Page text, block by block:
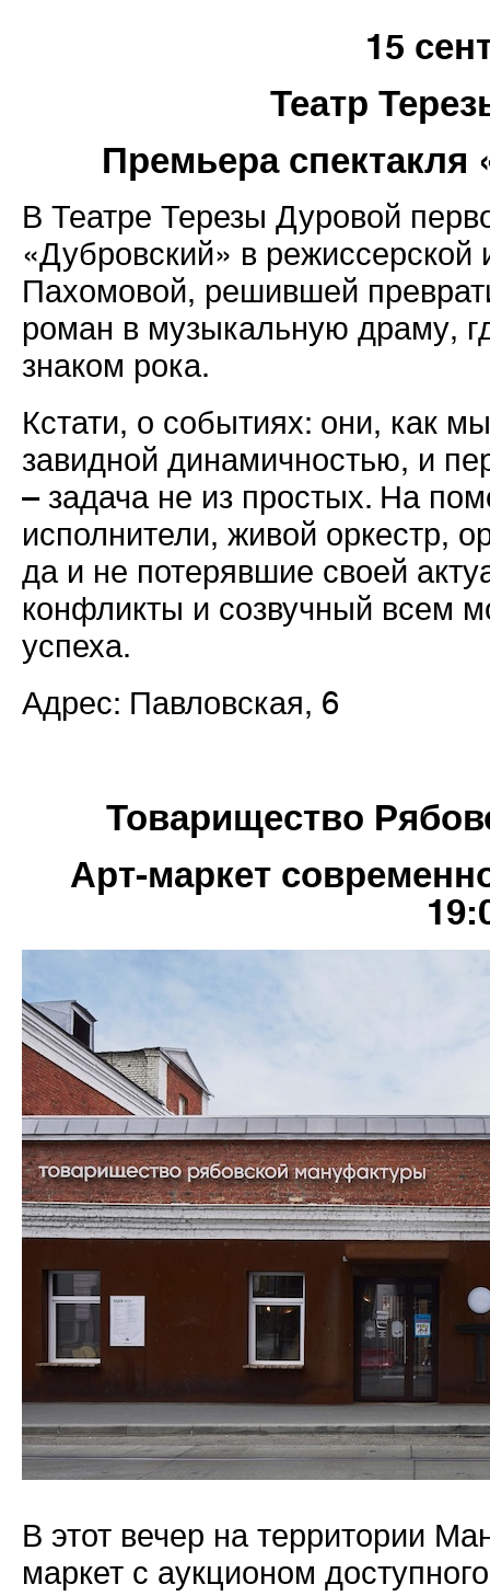
15
Театр
Премьера спектакля
В Театре Терезы Дуровой
«Дубровский» в
Пахомовой, решившей
роман в музыкальную драму,
знаком рока.
Кстати, о событиях: они, как
завидной динамичностью, и
– задача не из простых. На
исполнители, живой оркестр,
да и не потерявшие своей
конфликты и созвучный всем
успеха.
Адрес: Павловская, 6
Товарищество
Арт-маркет
В этот вечер на территории
маркет с аукционом